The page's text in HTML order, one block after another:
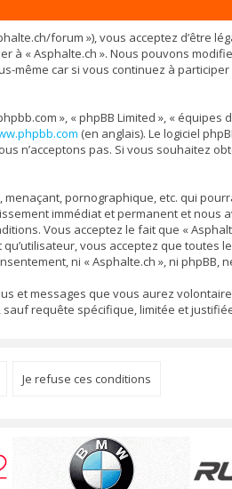
forum »), vous acceptez d’être
« Asphalte.ch ». Nous pouvons
car si vous continuez à
», « phpBB Limited », «
(en anglais). Le logiciel
n’acceptons pas. Si vous souhaitez
pornographique, etc. qui
immédiat et permanent et nous
Vous acceptez le fait que «
vous acceptez que
ni « Asphalte.ch », ni
et messages que vous aurez
requête spécifique, limitée et